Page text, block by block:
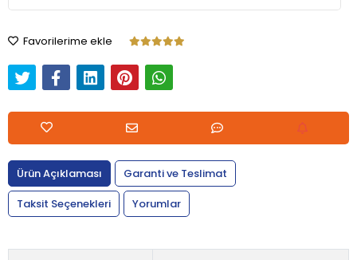
Favorilerime ekle
Ürün Açıklaması
Garanti ve Teslimat
Taksit Seçenekleri
Yorumlar